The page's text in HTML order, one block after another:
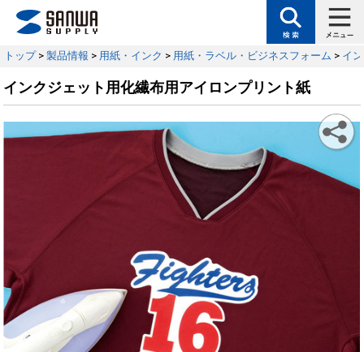
トップ> 製品情報 > 用紙・インク > 用紙・ラベル・ビジネスフォーム > イ
インクジェット用化繊布用アイロンプリント紙